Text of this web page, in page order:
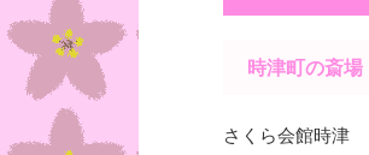
時津町の斎場
さくら会館時津